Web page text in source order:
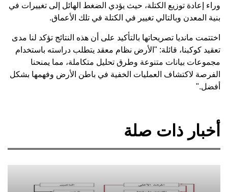
وراء إعادة توزيع الكتلة، حيث يؤدي الضغط الهائل إلى تغييرات في
بنية المعدن وبالتالي تغيير في الكتلة في تلك الأعماق.
اختتمت مانديا تصريحاتها بالتأكيد على أن هذه النتائج تؤكد لنا مدى
تعقيد كوكبنا، قائلة: "الأرض نظام معقد يتطلب دراسته باستخدام
مجموعات بيانات متنوعة وطرق تحليل متكاملة، مما يمنحنا
الفرصة لاكتشاف العمليات الخفية في باطن الأرض وفهمها بشكل
أفضل."
أخبار ذات صلة